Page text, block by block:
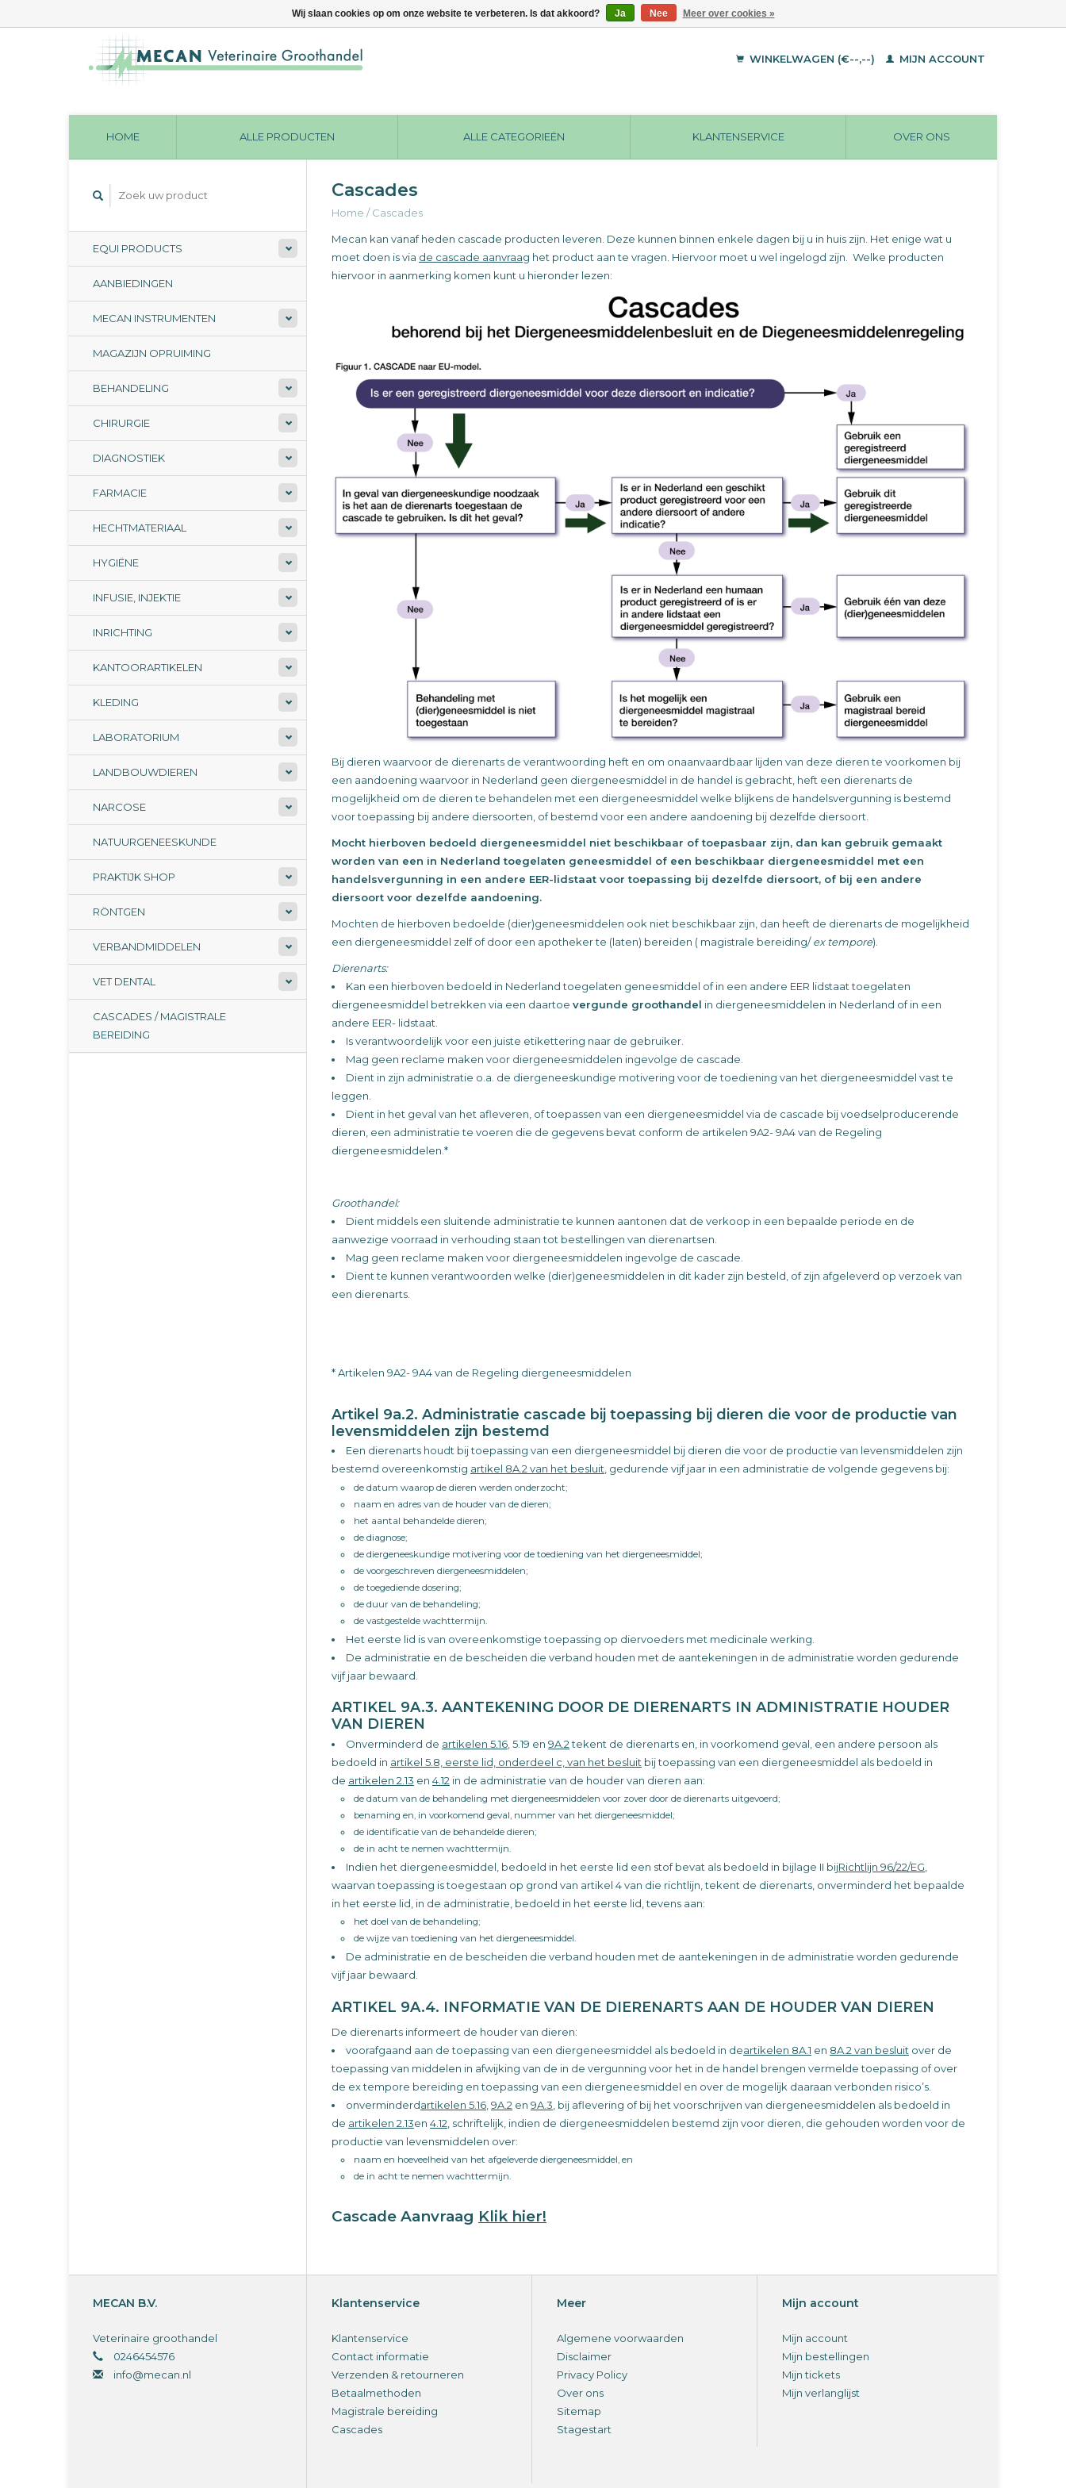
WINKELWAGEN (€--,--) MIJN ACCOUNT
HOME ALLE PRODUCTEN ALLE CATEGORIEËN KLANTENSERVICE OVER ONS
EQUI PRODUCTS
AANBIEDINGEN
MECAN INSTRUMENTEN
MAGAZIJN OPRUIMING
BEHANDELING
CHIRURGIE
DIAGNOSTIEK
FARMACIE
HECHTMATERIAAL
HYGIËNE
INFUSIE, INJEKTIE
INRICHTING
KANTOORARTIKELEN
KLEDING
LABORATORIUM
LANDBOUWDIEREN
NARCOSE
NATUURGENEESKUNDE
PRAKTIJK SHOP
RÖNTGEN
VERBANDMIDDELEN
VET DENTAL
CASCADES / MAGISTRALE
BEREIDING
Cascades
Home /Cascades
Mecan kan vanaf heden cascade producten leveren. Deze kunnen binnen enkele dagen bij u in huis zijn. Het enige wat u
moet doen is via de cascade aanvraag het product aan te vragen. Hiervoor moet u wel ingelogd zijn. Welke producten
hiervoor in aanmerking komen kunt u hieronder lezen:
Bij dieren waarvoor de dierenarts de verantwoording heft en om onaanvaardbaar lijden van deze dieren te voorkomen bij
een aandoening waarvoor in Nederland geen diergeneesmiddel in de handel is gebracht, heft een dierenarts de
mogelijkheid om de dieren te behandelen met een diergeneesmiddel welke blijkens de handelsvergunning is bestemd
voor toepassing bij andere diersoorten, of bestemd voor een andere aandoening bij dezelfde diersoort.
Mocht hierboven bedoeld diergeneesmiddel niet beschikbaar of toepasbaar zijn, dan kan gebruik gemaakt
worden van een in Nederland toegelaten geneesmiddel of een beschikbaar diergeneesmiddel met een
handelsvergunning in een andere EER-lidstaat voor toepassing bij dezelfde diersoort, of bij een andere
diersoort voor dezelfde aandoening.
Mochten de hierboven bedoelde (dier)geneesmiddelen ook niet beschikbaar zijn, dan heeft de dierenarts de mogelijkheid
een diergeneesmiddel zelf of door een apotheker te (laten) bereiden ( magistrale bereiding/ex tempore).
Dierenarts:
Kan een hierboven bedoeld in Nederland toegelaten geneesmiddel of in een andere EER lidstaat toegelaten
diergeneesmiddel betrekken via een daartoe vergunde groothandel in diergeneesmiddelen in Nederland of in een
andere EER- lidstaat.
Is verantwoordelijk voor een juiste etikettering naar de gebruiker.
Mag geen reclame maken voor diergeneesmiddelen ingevolge de cascade.
Dient in zijn administratie o.a. de diergeneeskundige motivering voor de toediening van het diergeneesmiddel vast te
leggen.
Dient in het geval van het afleveren, of toepassen van een diergeneesmiddel via de cascade bij voedselproducerende
dieren, een administratie te voeren die de gegevens bevat conform de artikelen 9A2- 9A4 van de Regeling
diergeneesmiddelen.*
Groothandel:
Dient middels een sluitende administratie te kunnen aantonen dat de verkoop in een bepaalde periode en de
aanwezige voorraad in verhouding staan tot bestellingen van dierenartsen.
Mag geen reclame maken voor diergeneesmiddelen ingevolge de cascade.
Dient te kunnen verantwoorden welke (dier)geneesmiddelen in dit kader zijn besteld, of zijn afgeleverd op verzoek van
een dierenarts.
* Artikelen 9A2- 9A4 van de Regeling diergeneesmiddelen
Artikel 9a.2. Administratie cascade bij toepassing bij dieren die voor de productie van
levensmiddelen zijn bestemd
Een dierenarts houdt bij toepassing van een diergeneesmiddel bij dieren die voor de productie van levensmiddelen zijn
bestemd overeenkomstig artikel 8A.2 van het besluit, gedurende vijf jaar in een administratie de volgende gegevens bij:
de datum waarop de dieren werden onderzocht;
naam en adres van de houder van de dieren;
het aantal behandelde dieren;
de diagnose;
de diergeneeskundige motivering voor de toediening van het diergeneesmiddel;
de voorgeschreven diergeneesmiddelen;
de toegediende dosering;
de duur van de behandeling;
de vastgestelde wachttermijn.
Het eerste lid is van overeenkomstige toepassing op diervoeders met medicinale werking.
De administratie en de bescheiden die verband houden met de aantekeningen in de administratie worden gedurende
vijf jaar bewaard.
ARTIKEL 9A.3. AANTEKENING DOOR DE DIERENARTS IN ADMINISTRATIE HOUDER
VAN DIEREN
Onverminderd de artikelen 5.16 , 5.19 en 9A.2tekent de dierenarts en, in voorkomend geval, een andere persoon als
bedoeld in artikel 5.8, eerste lid, onderdeel c, van het besluit bij toepassing van een diergeneesmiddel als bedoeld in
de artikelen 2.13 en 4.12 in de administratie van de houder van dieren aan:
de datum van de behandeling met diergeneesmiddelen voor zover door de dierenarts uitgevoerd;
benaming en, in voorkomend geval, nummer van het diergeneesmiddel;
de identificatie van de behandelde dieren;
de in acht te nemen wachttermijn.
Indien het diergeneesmiddel, bedoeld in het eerste lid een stof bevat als bedoeld in bijlage II bijRichtlijn 96/22/EG
waarvan toepassing is toegestaan op grond van artikel 4 van die richtlijn, tekent de dierenarts, onverminderd het bepaalde
in het eerste lid, in de administratie, bedoeld in het eerste lid, tevens aan:
het doel van de behandeling;
de wijze van toediening van het diergeneesmiddel.
De administratie en de bescheiden die verband houden met de aantekeningen in de administratie worden gedurende
vijf jaar bewaard.
ARTIKEL 9A.4. INFORMATIE VAN DE DIERENARTS AAN DE HOUDER VAN DIEREN
De dierenarts informeert de houder van dieren:
voorafgaand aan de toepassing van een diergeneesmiddel als bedoeld in deartikelen 8A.1 en 8A.2 van besluit over de
toepassing van middelen in afwijking van de in de vergunning voor het in de handel brengen vermelde toepassing of over
de ex tempore bereiding en toepassing van een diergeneesmiddel en over de mogelijk daaraan verbonden risico’s.
onverminderdartikelen 5.16 9A.2 en 9A.3 , bij aflevering of bij het voorschrijven van diergeneesmiddelen als bedoeld in
de artikelen 2.13en 4.12 , schriftelijk, indien de diergeneesmiddelen bestemd zijn voor dieren, die gehouden worden voor de
productie van levensmiddelen over:
naam en hoeveelheid van het afgeleverde diergeneesmiddel, en
de in acht te nemen wachttermijn.
Cascade Aanvraag Klik hier!
MECAN B.V.
Veterinaire groothandel
0246454576
info@mecan.nl
Klantenservice
Klantenservice
Contact informatie
Verzenden & retourneren
Betaalmethoden
Magistrale bereiding
Cascades
Meer
Algemene voorwaarden
Disclaimer
Privacy Policy
Over ons
Sitemap
Stagestart
Mijn account
Mijn account
Mijn bestellingen
Mijn tickets
Mijn verlanglijst
Wij slaan cookies op om onze website te verbeteren. Is dat akkoord? Ja Nee Meer over cookies »